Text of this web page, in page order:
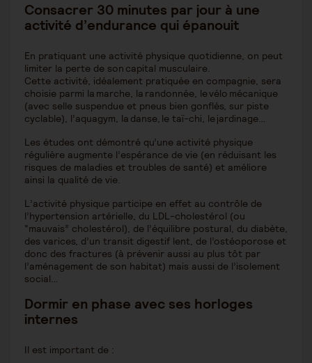
Consacrer 30 minutes par jour à une
activité d’endurance qui épanouit
En pratiquant une activité physique quotidienne, on peut
limiter la perte de son capital musculaire.
Cette activité, idéalement pratiquée en compagnie, sera
choisie parmi la marche, la randonnée, le vélo mécanique
(avec selle suspendue et pneus bien gonflés, sur piste
cyclable), l’aquagym, la danse, le taï-chi, le jardinage…
Les études ont démontré qu’une activité physique
régulière augmente l’espérance de vie (en réduisant les
risques de maladies et troubles de santé) et améliore
ainsi la qualité de vie.
L’activité physique participe en effet au contrôle de
l’hypertension artérielle, du LDL-cholestérol (ou
“mauvais” cholestérol), de l’équilibre postural, du diabète,
des varices, d’un transit digestif lent, de l’ostéoporose et
donc des fractures (à prévenir aussi au plus tôt par
l’aménagement de son habitat) mais aussi de l’isolement
social…
Dormir en phase avec ses horloges
internes
Il est important de :